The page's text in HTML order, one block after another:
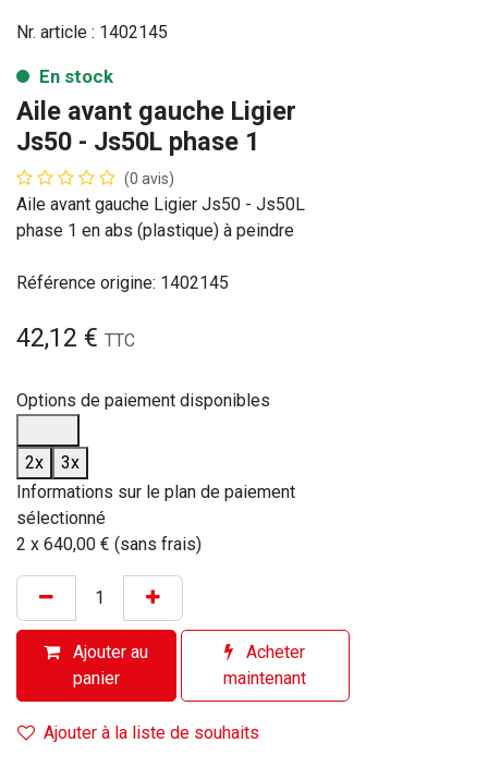
Nr. article : 1402145
En stock
Aile avant gauche Ligier
Js50 - Js50L phase 1
(0 avis)
Aile avant gauche Ligier Js50 - Js50L
phase 1 en abs (plastique) à peindre
Référence origine: 1402145
42,12 € TTC
Options de paiement disponibles
2x
3x
Informations sur le plan de paiement
sélectionné
2 x 640,00 € (sans frais)
Ajouter au
panier
Acheter
maintenant
Ajouter à la liste de souhaits